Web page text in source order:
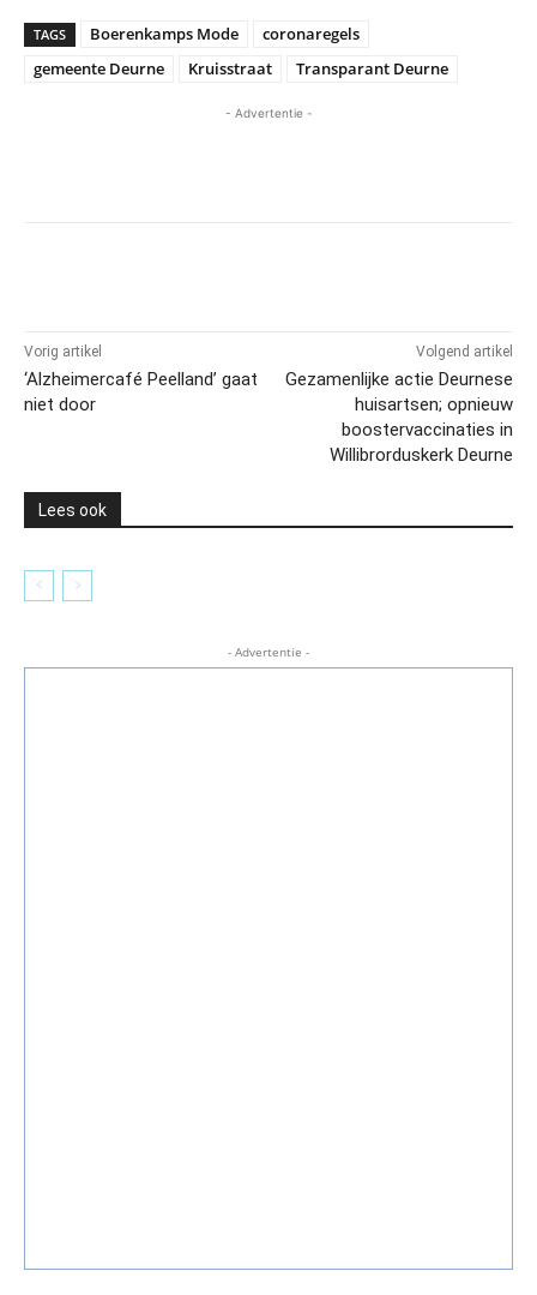
TAGS Boerenkamps Mode
coronaregels
gemeente Deurne
Kruisstraat Transparant Deurne
- Advertentie -
Vorig artikel
‘Alzheimercafé Peelland’ gaat
niet door
Volgend artikel
Gezamenlijke actie Deurnese
huisartsen; opnieuw
boostervaccinaties in
Willibrorduskerk Deurne
Lees ook
- Advertentie -